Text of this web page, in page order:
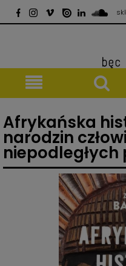
Afrykańska
narodzin